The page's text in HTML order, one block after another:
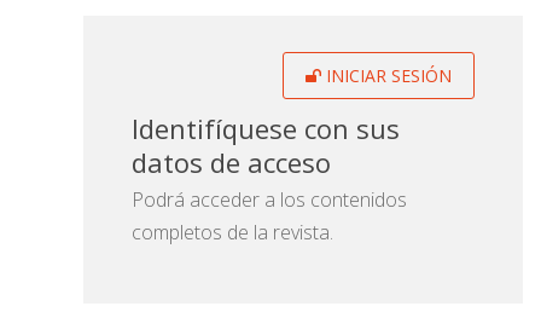
INICIAR SESIÓN
Identifíquese con sus
datos de acceso
Podrá acceder a los contenidos
completos de la revista.